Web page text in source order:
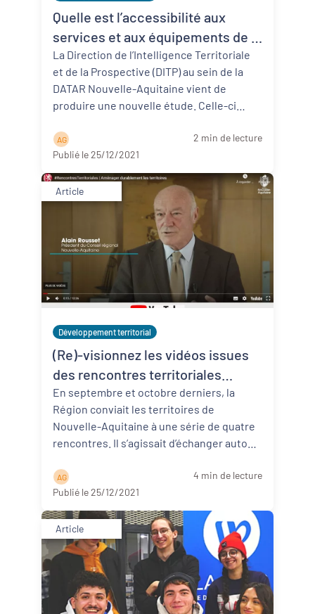
Quelle est l’accessibilité aux
services et aux équipements de la
Nouvelle-Aquitaine et de ses
territoires ? Analyse produite par
la DATAR N-A
La Direction de l’Intelligence Territoriale
et de la Prospective (DITP) au sein de la
DATAR Nouvelle-Aquitaine vient de
produire une nouvelle étude. Celle-ci
A G
2 min de lecture
Publié le 25/12/2021
Article
Développement territorial
(Re)-visionnez les vidéos issues
des rencontres territoriales
organisées par la Région cet
automne 2021
En septembre et octobre derniers, la
Région conviait les territoires de
Nouvelle-Aquitaine à une série de quatre
rencontres. Il s’agissait d’échanger autour
suite
A G
4 min de lecture
Publié le 25/12/2021
Article